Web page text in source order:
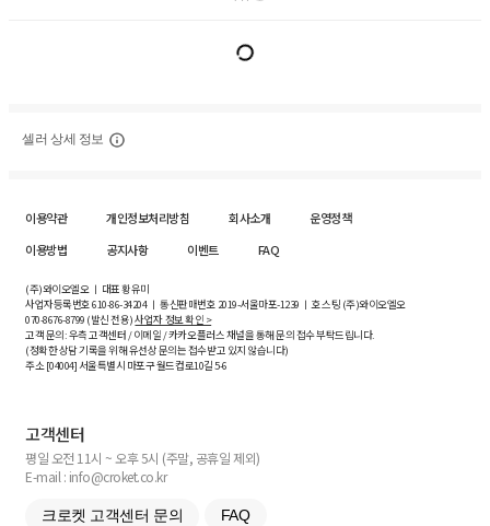
셀러 상세 정보
이용약관 개인정보처리방침 회사소개
운영정책
이용방법
공지사항 이벤트 FAQ
(주)와이오엘오 ㅣ 대표 황유미
사업자등록번호610-86-34204ㅣ 통신판매번호 2019-서울마포-1239 ㅣ 호스팅 (주)와이오엘오
070-8676-8799 (발신 전용)사업자 정보 확인 >
고객 문의: 우측 고객센터 / 이메일 / 카카오플러스 채널을 통해 문의 접수 부탁드립니다.
(정확한 상담 기록을 위해 유선상 문의는 접수받고 있지 않습니다)
주소 [04004] 서울특별시 마포구 월드컵로10길5-6
고객센터
평일 오전 11시 ~ 오후 5시 (주말, 공휴일 제외)
E-mail : info@croket.co.kr
크로켓 고객센터 문의 FAQ